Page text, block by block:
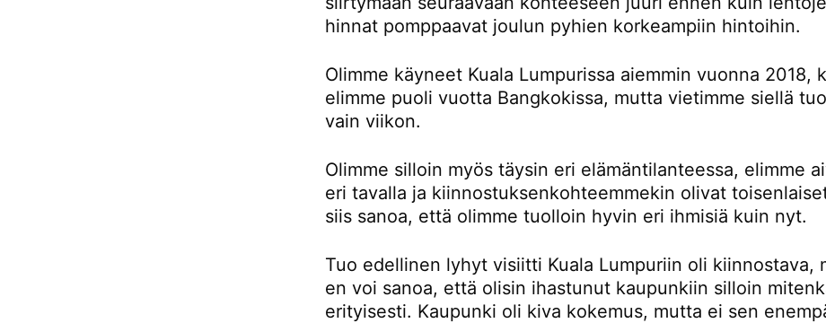
hinnat pomppaavat joulun pyhien korkeampiin hintoihin.
Olimme käyneet Kuala Lumpurissa aiemmin vuonna 2018,
elimme puoli vuotta Bangkokissa, mutta vietimme siellä
vain viikon.
Olimme silloin myös täysin eri elämäntilanteessa, elimme
eri tavalla ja kiinnostuksenkohteemmekin olivat
siis sanoa, että olimme tuolloin hyvin eri ihmisiä kuin nyt.
Tuo edellinen lyhyt visiitti Kuala Lumpuriin oli kiinnostava,
en voi sanoa, että olisin ihastunut kaupunkiin silloin
erityisesti. Kaupunki oli kiva kokemus, mutta ei sen